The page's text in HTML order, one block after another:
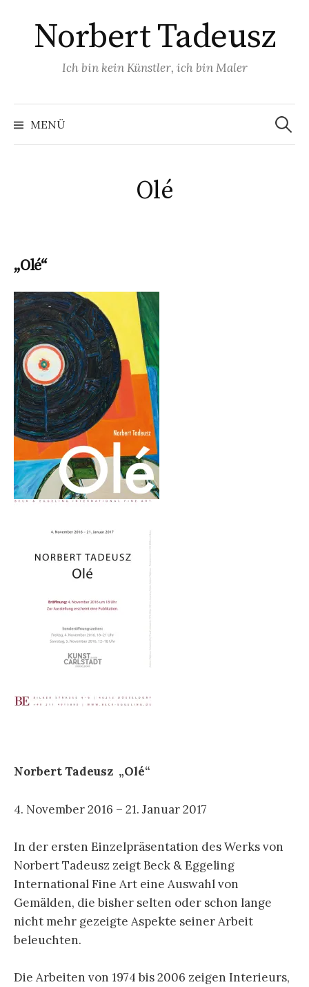
Inhalt
überspringen
Norbert Tadeusz
Ich bin kein Künstler, ich bin Maler
MENÜ
Suchen
nach:
Olé
„Olé“
Norbert Tadeusz „Olé“
4. November 2016 – 21. Januar 2017
In der ersten Einzelpräsentation des Werks von
Norbert Tadeusz zeigt Beck & Eggeling
International Fine Art eine Auswahl von
Gemälden, die bisher selten oder schon lange
nicht mehr gezeigte Aspekte seiner Arbeit
beleuchten.
Die Arbeiten von 1974 bis 2006 zeigen Interieurs,